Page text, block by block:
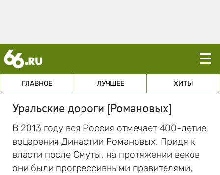
☰
ГЛАВНОЕ ЛУЧШЕЕ ХИТЫ
Уральские дороги [Романовых]
В 2013 году вся Россия отмечает 400-летие
воцарения Династии Романовых. Придя к
власти после Смуты, на протяжении веков
они были прогрессивными правителями,